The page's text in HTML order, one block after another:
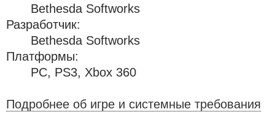
Bethesda Softworks
Разработчик:
Bethesda Softworks
Платформы:
PC, PS3, Xbox 360
Подробнее об игре и системные требования